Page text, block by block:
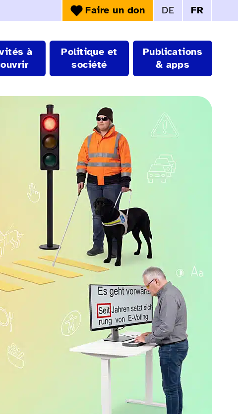
Faire un don Choix de la
DE FR
à
Politique et
société
Publications
& apps